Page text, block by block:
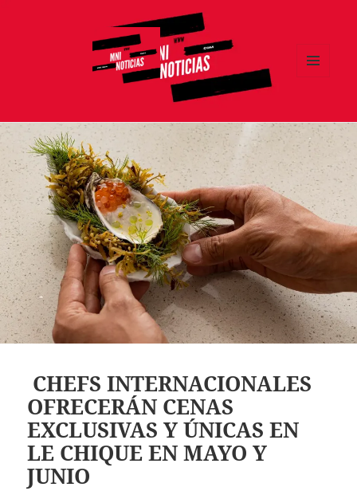
​ CHEFS INTERNACIONALES
OFRECERÁN CENAS
EXCLUSIVAS Y ÚNICAS EN
LE CHIQUE EN MAYO Y
JUNIO